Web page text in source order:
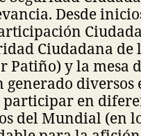
Desde
Ciudadana
Patiño) y la
generado
participar en
del Mundial (en